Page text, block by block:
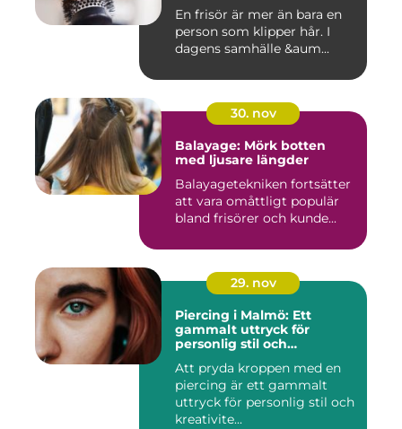
En frisör är mer än bara en
person som klipper hår. I
dagens samhälle &aum...
30. nov
Balayage: Mörk botten
med ljusare längder
Balayagetekniken fortsätter
att vara omåttligt populär
bland frisörer och kunde...
29. nov
Piercing i Malmö: Ett
gammalt uttryck för
personlig stil och
Att pryda kroppen med en
piercing är ett gammalt
uttryck för personlig stil och
kreativite...